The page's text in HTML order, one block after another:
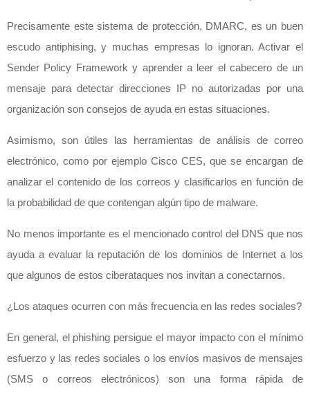
Precisamente este sistema de protección, DMARC, es un buen
escudo antiphising, y muchas empresas lo ignoran. Activar el
Sender Policy Framework y aprender a leer el cabecero de un
mensaje para detectar direcciones IP no autorizadas por una
organización son consejos de ayuda en estas situaciones.
Asimismo, son útiles las herramientas de análisis de correo
electrónico, como por ejemplo Cisco CES, que se encargan de
analizar el contenido de los correos y clasificarlos en función de
la probabilidad de que contengan algún tipo de malware.
No menos importante es el mencionado control del DNS que nos
ayuda a evaluar la reputación de los dominios de Internet a los
que algunos de estos ciberataques nos invitan a conectarnos.
¿Los ataques ocurren con más frecuencia en las redes sociales?
En general, el phishing persigue el mayor impacto con el mínimo
esfuerzo y las redes sociales o los envíos masivos de mensajes
(SMS o correos electrónicos) son una forma rápida de